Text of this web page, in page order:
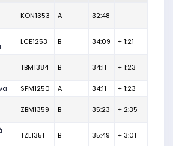
KON1353 A 32:48
LCE1253 B 34:09 + 1:21
TBM1384 B 34:11 + 1:23
SFM1250 A 34:11 + 1:23
ZBM1359 B 35:23 + 2:35
TZL1351 B 35:49 + 3:01